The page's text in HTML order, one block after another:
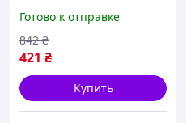
для домашних заготовок
сохранения продуктов
Готово к отправке
421 ₴
842 ₴
Купить